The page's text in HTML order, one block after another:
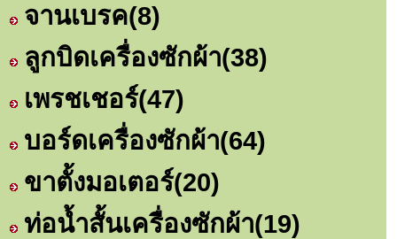
จานเบรค(8)
ลูกบิดเครื่องซักผ้า(38)
เพรชเชอร์(47)
บอร์ดเครื่องซักผ้า(64)
ขาตั้งมอเตอร์(20)
ท่อน้ำสั้นเครื่องซักผ้า(19)